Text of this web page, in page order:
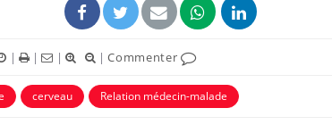
| | | |Commenter
cerveau Relation médecin-malade